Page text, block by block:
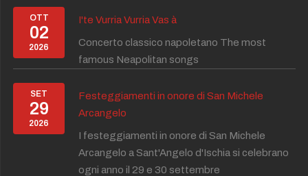
OTT
02
2026
I'te Vurria Vurria Vas à
Concerto classico napoletano The most
famous Neapolitan songs
SET
29
2026
Festeggiamenti in onore di San Michele
Arcangelo
I festeggiamenti in onore di San Michele
Arcangelo a Sant'Angelo d'Ischia si celebrano
ogni anno il 29 e 30 settembre